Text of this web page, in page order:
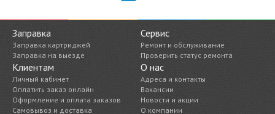
Заправка
Заправка картриджей
Заправка на выезде
Сервис
Ремонт и обслуживание
Проверить статус ремонта
Клиентам
Личный кабинет
Оплатить заказ онлайн
Оформление и оплата заказов
Самовывоз и доставка
О нас
Адреса и контакты
Вакансии
Новости и акции
О компании